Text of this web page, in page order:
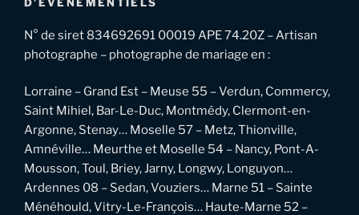
D’ÉVÉNEMENTIELS
N° de siret 834692691 00019 APE 74.20Z – Artisan
photographe – photographe de mariage en :
Lorraine – Grand Est – Meuse 55 – Verdun, Commercy,
Saint Mihiel, Bar-Le-Duc, Montmédy, Clermont-en-
Argonne, Stenay… Moselle 57 – Metz, Thionville,
Amnéville… Meurthe et Moselle 54 – Nancy, Pont-A-
Mousson, Toul, Briey, Jarny, Longwy, Longuyon…
Ardennes 08 – Sedan, Vouziers… Marne 51 – Sainte
Ménéhould, Vitry-Le-François… Haute-Marne 52 –